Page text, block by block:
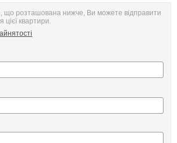
розташована нижче, Ви можете відправити
квартири.